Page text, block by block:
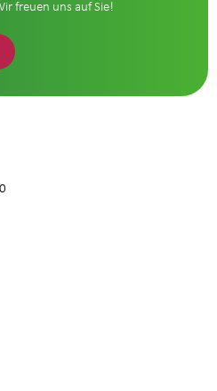
freuen uns auf Sie!